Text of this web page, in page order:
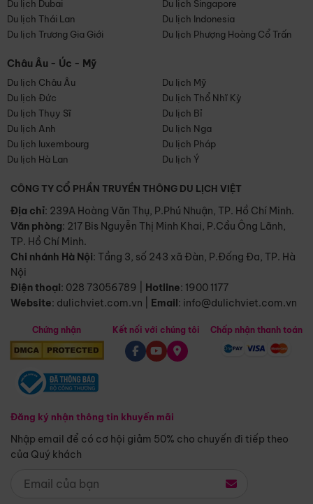
Du lịch Dubai
Du lịch Singapore
Du lịch Thái Lan
Du lịch Indonesia
Du lịch Trương Gia Giới
Du lịch Phượng Hoàng Cổ Trấn
Châu Âu - Úc - Mỹ
Du lịch Châu Âu
Du lịch Mỹ
Du lịch Đức
Du lịch Thổ Nhĩ Kỳ
Du lịch Thụy Sĩ
Du lịch Bỉ
Du lịch Anh
Du lịch Nga
Du lịch luxembourg
Du lịch Pháp
Du lịch Hà Lan
Du lịch Ý
CÔNG TY CỔ PHẦN TRUYỀN THÔNG DU LỊCH VIỆT
Địa chỉ: 239A Hoàng Văn Thụ, P.Phú Nhuận, TP. Hồ Chí Minh.
Văn phòng: 217 Bis Nguyễn Thị Minh Khai, P.Cầu Ông Lãnh,
TP. Hồ Chí Minh.
Chi nhánh Hà Nội: Tầng 3, số 243 xã Đàn, P.Đống Đa, TP. Hà
Nội
Điện thoại: 028 73056789 Hotline: 1900 1177
Website: dulichviet.com.vn Email: info@dulichviet.com.vn
Chứng nhận
Đăng ký nhận thông tin khuyến mãi
Nhập email để có cơ hội giảm 50% cho chuyến đi tiếp theo
của Quý khách
Kết nối với chúng tôi Chấp nhận thanh toán